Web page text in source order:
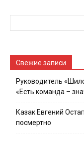
Свежие записи
Руководитель
«Есть команда –
Казак Евгений
посмертно